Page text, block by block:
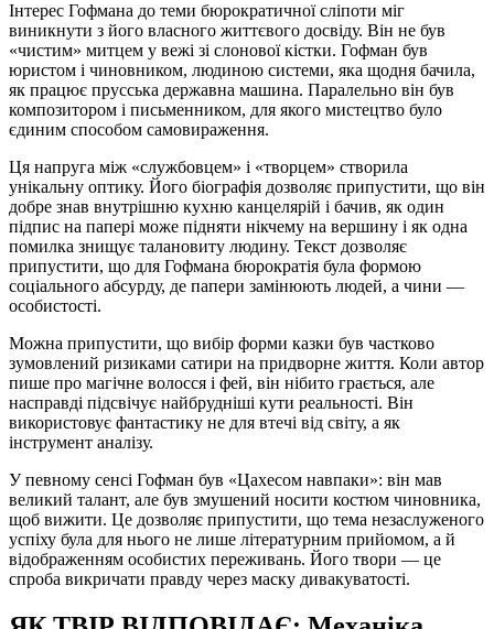
Інтерес Гофмана до теми бюрократичної сліпоти міг
виникнути з його власного життєвого досвіду. Він не був
«чистим» митцем у вежі зі слонової кістки. Гофман був
юристом і чиновником, людиною системи, яка щодня бачила,
як працює прусська державна машина. Паралельно він був
композитором і письменником, для якого мистецтво було
єдиним способом самовираження.
Ця напруга між «службовцем» і «творцем» створила
унікальну оптику. Його біографія дозволяє припустити, що він
добре знав внутрішню кухню канцелярій і бачив, як один
підпис на папері може підняти нікчему на вершину і як одна
помилка знищує талановиту людину. Текст дозволяє
припустити, що для Гофмана бюрократія була формою
соціального абсурду, де папери замінюють людей, а чини —
особистості.
Можна припустити, що вибір форми казки був частково
зумовлений ризиками сатири на придворне життя. Коли автор
пише про магічне волосся і фей, він нібито грається, але
насправді підсвічує найбрудніші кути реальності. Він
використовує фантастику не для втечі від світу, а як
інструмент аналізу.
У певному сенсі Гофман був «Цахесом навпаки»: він мав
великий талант, але був змушений носити костюм чиновника,
щоб вижити. Це дозволяє припустити, що тема незаслуженого
успіху була для нього не лише літературним прийомом, а й
відображенням особистих переживань. Його твори — це
спроба викричати правду через маску дивакуватості.